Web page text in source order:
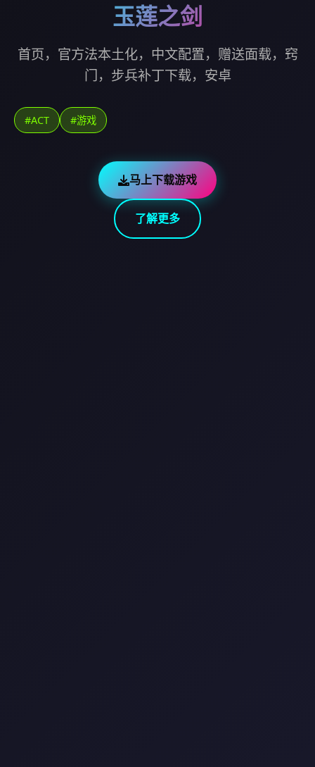
玉莲之剑
首页，官方法本土化，中文配置，赠送面载，窍
门，步兵补丁下载，安卓
#ACT #游戏
马上下载游戏
了解更多